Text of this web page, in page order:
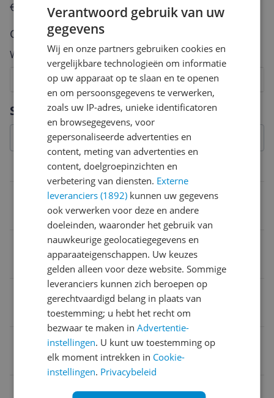
Specificaties
Algemeen
Aantal spelers
1 speler
Leeftijd
6-12 jaar
3417765168239
€250,-!
Klik hier voor de actievoorwaarden.
Cijfer
Welk cijfer geef jij dit product?
8
7
6
5
4
3
2
Vraag 1 van 4
Verantwoord gebruik van uw
gegevens
Wij en onze partners gebruiken cookies en
vergelijkbare technologieën om informatie
op uw apparaat op te slaan en te openen
en om persoonsgegevens te verwerken,
zoals uw IP-adres, unieke identificatoren
en browsegegevens, voor
gepersonaliseerde advertenties en
content, meting van advertenties en
content, doelgroepinzichten en
verbetering van diensten. Externe
leveranciers (1892) kunnen uw gegevens
ook verwerken voor deze en andere
doeleinden, waaronder het gebruik van
nauwkeurige geolocatiegegevens en
apparaateigenschappen. Uw keuzes
gelden alleen voor deze website. Sommige
leveranciers kunnen zich beroepen op
gerechtvaardigd belang in plaats van
toestemming; u hebt het recht om
bezwaar te maken inAdvertentie-
instellingen. U kunt uw toestemming op
elk moment intrekken in Cookie-
instellingen. Privacybeleid